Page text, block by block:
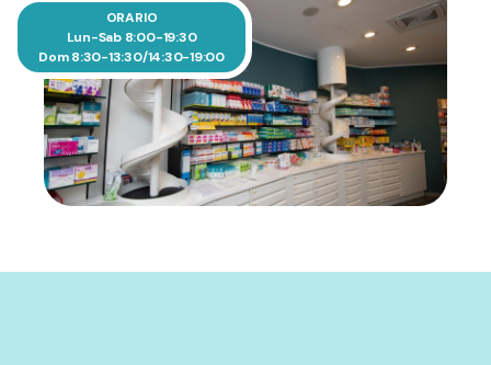
ORARIO
Lun-Sab 8:00-19:30
Dom 8:30-13:30/14:30-19:00